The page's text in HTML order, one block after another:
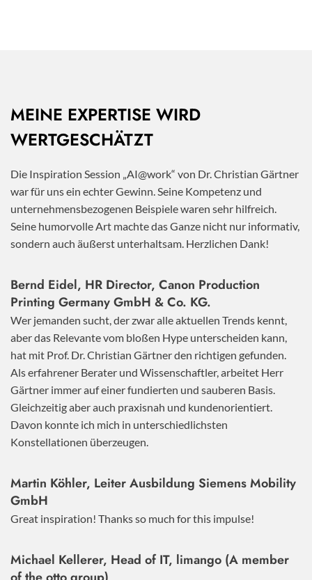
MEINE EXPERTISE WIRD
WERTGESCHÄTZT
Die Inspiration Session „AI@work“ von Dr. Christian Gärtner
war für uns ein echter Gewinn. Seine Kompetenz und
unternehmensbezogenen Beispiele waren sehr hilfreich.
Seine humorvolle Art machte das Ganze nicht nur informativ,
sondern auch äußerst unterhaltsam. Herzlichen Dank!
Bernd Eidel, HR Director, Canon Production
Printing Germany GmbH & Co. KG.
Wer jemanden sucht, der zwar alle aktuellen Trends kennt,
aber das Relevante vom bloßen Hype unterscheiden kann,
hat mit Prof. Dr. Christian Gärtner den richtigen gefunden.
Als erfahrener Berater und Wissenschaftler, arbeitet Herr
Gärtner immer auf einer fundierten und sauberen Basis.
Gleichzeitig aber auch praxisnah und kundenorientiert.
Davon konnte ich mich in unterschiedlichsten
Konstellationen überzeugen.
Martin Köhler, Leiter Ausbildung Siemens Mobility
GmbH
Great inspiration! Thanks so much for this impulse!
Michael Kellerer, Head of IT, limango (A member